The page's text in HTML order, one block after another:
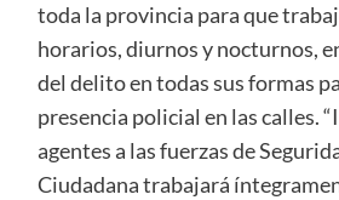
toda la provincia para que
horarios, diurnos y nocturnos,
del delito en todas sus formas
presencia policial en las calles.
agentes a las fuerzas de
Ciudadana trabajará